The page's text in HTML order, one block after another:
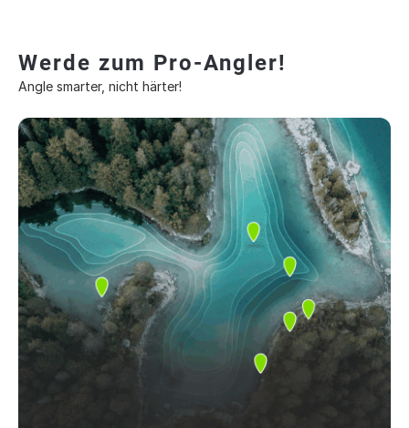
Werde zum Pro-Angler!
Angle smarter, nicht härter!